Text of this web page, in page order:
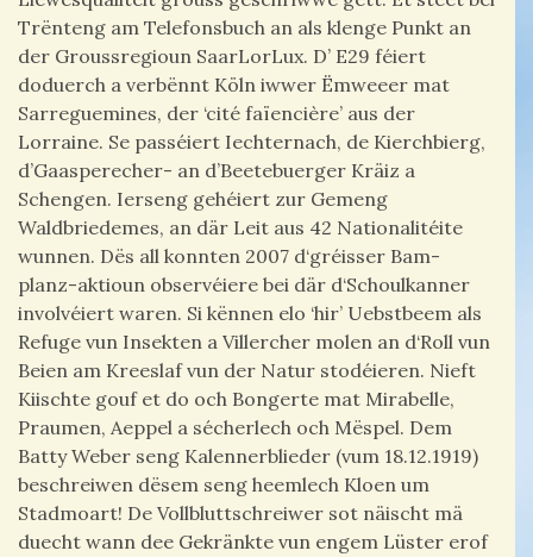
Trënteng am Telefonsbuch an als klenge Punkt an
der Groussregioun SaarLorLux. D’ E29 féiert
doduerch a verbënnt Köln iwwer Ëmweeer mat
Sarreguemines, der ‘cité faïencière’ aus der
Lorraine. Se passéiert Iechternach, de Kierchbierg,
d’Gaasperecher- an d’Beetebuerger Kräiz a
Schengen. Ierseng gehéiert zur Gemeng
Waldbriedemes, an där Leit aus 42 Nationalitéite
wunnen. Dës all konnten 2007 d‘gréisser Bam-
planz-aktioun observéiere bei där d‘Schoulkanner
involvéiert waren. Si kënnen elo ‘hir’ Uebstbeem als
Refuge vun Insekten a Villercher molen an d‘Roll vun
Beien am Kreeslaf vun der Natur stodéieren. Nieft
Kiischte gouf et do och Bongerte mat Mirabelle,
Praumen, Aeppel a sécherlech och Mëspel. Dem
Batty Weber seng Kalennerblieder (vum 18.12.1919)
beschreiwen dësem seng heemlech Kloen um
Stadmoart! De Vollbluttschreiwer sot näischt mä
duecht wann dee Gekränkte vun engem Lüster erof